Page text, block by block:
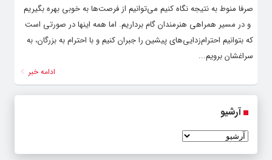
صرفا منوط به نتیجه نگاه کنیم می‌توانیم از فرصت‌ها به خوبی بهره بگیریم
و در مسیر همراهی هنرمندان گام برداریم. اما همه اینها در صورتی است
که بتوانیم احترام‌زدایی‌های پیشین را جبران کنیم و با احترام به بزرگان، به
سراغشان برویم...
ادامه خبر
آرشیو